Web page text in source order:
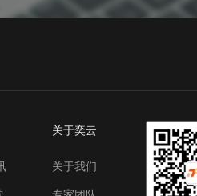
关于奕云
关于我们